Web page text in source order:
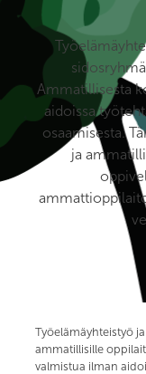
Ammatillisesta
aidoissa
osaamisesta.
ja
Työelämäyhteistyö
ammatillisille
valmistua ilman